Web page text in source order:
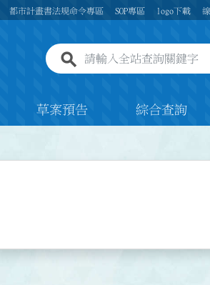
都市計畫書法規命令專區 SOP專區 logo下載
全站查詢關鍵字欄位
草案預告 綜合查詢